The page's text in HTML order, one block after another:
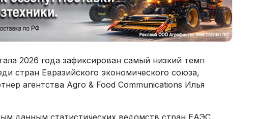
2026 года зафиксирован самый низкий темп
стран Евразийского экономического союза,
агентства Agro & Food Communications Илья